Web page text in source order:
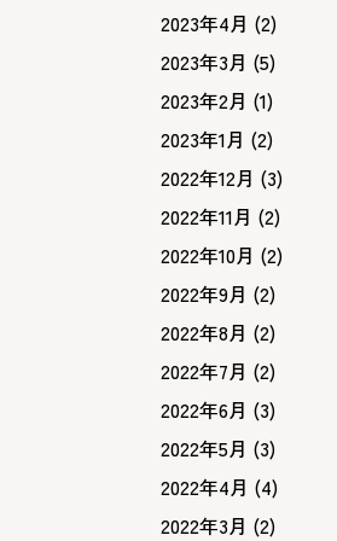
2023年4月 (2)
2023年3月 (5)
2023年2月 (1)
2023年1月 (2)
2022年12月 (3)
2022年11月 (2)
2022年10月 (2)
2022年9月 (2)
2022年8月 (2)
2022年7月 (2)
2022年6月 (3)
2022年5月 (3)
2022年4月 (4)
2022年3月 (2)